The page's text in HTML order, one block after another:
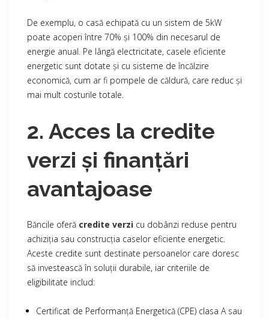
De exemplu, o casă echipată cu un sistem de 5kW
poate acoperi între 70% și 100% din necesarul de
energie anual. Pe lângă electricitate, casele eficiente
energetic sunt dotate și cu sisteme de încălzire
economică, cum ar fi pompele de căldură, care reduc și
mai mult costurile totale.
2. Acces la credite
verzi și finanțări
avantajoase
Băncile oferă credite verzi cu dobânzi reduse pentru
achiziția sau construcția caselor eficiente energetic.
Aceste credite sunt destinate persoanelor care doresc
să investească în soluții durabile, iar criteriile de
eligibilitate includ:
Certificat de Performanță Energetică (CPE) clasa A sau